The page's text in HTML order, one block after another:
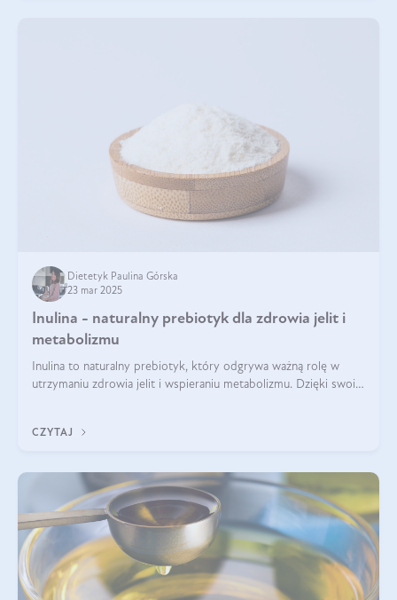
Dietetyk Paulina Górska
23 mar 2025
Inulina - naturalny prebiotyk dla zdrowia jelit i
metabolizmu
Inulina to naturalny prebiotyk, który odgrywa ważną rolę w
utrzymaniu zdrowia jelit i wspieraniu metabolizmu. Dzięki swoim
CZYTAJ